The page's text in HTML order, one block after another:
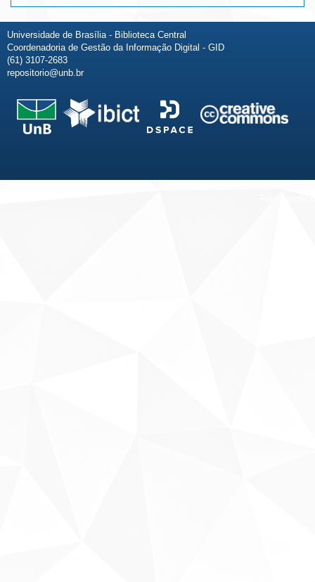
Universidade de Brasília - Biblioteca Central
Coordenadoria de Gestão da Informação Digital - GID
(61) 3107-2683
repositorio@unb.br